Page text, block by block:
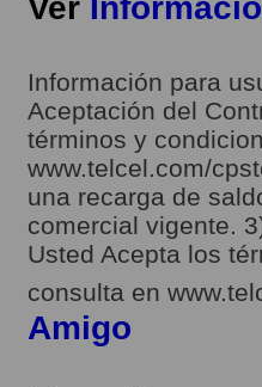
Ver
Información para
Aceptación del
términos y
www.telcel.com/
una recarga de
comercial vigente.
Usted Acepta los
consulta en
Amigo